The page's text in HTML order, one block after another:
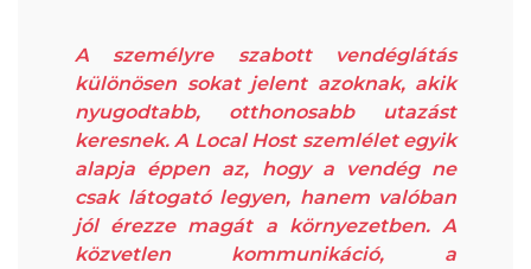
A személyre szabott vendéglátás
különösen sokat jelent azoknak, akik
nyugodtabb, otthonosabb utazást
keresnek. A Local Host szemlélet egyik
alapja éppen az, hogy a vendég ne
csak látogató legyen, hanem valóban
jól érezze magát a környezetben. A
közvetlen kommunikáció, a